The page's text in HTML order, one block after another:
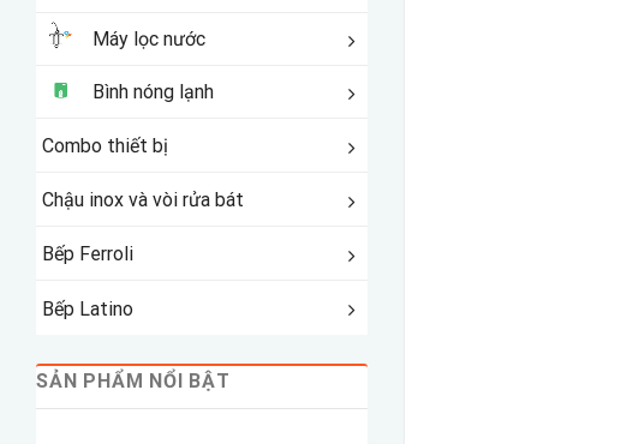
Máy lọc nước
Bình nóng lạnh
Combo thiết bị
Chậu inox và vòi rửa bát
Bếp Ferroli
Bếp Latino
SẢN PHẨM NỔI BẬT